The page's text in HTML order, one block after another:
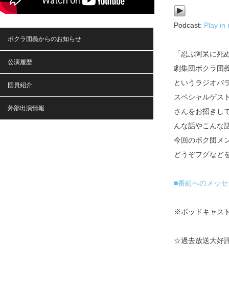
Podcast: Play in
「忍ぶ阿呆に
劇集団ボクラ団
というラジオバ
スペシャルゲス
さんをお招きし
んな話やこんな
今回のボク団メ
どうぞフグなど
■番組へのメッ
※ポッドキャス
☆過去放送大好
ボクラ団義からのお知らせ
公演履歴
団員紹介
外部出演情報